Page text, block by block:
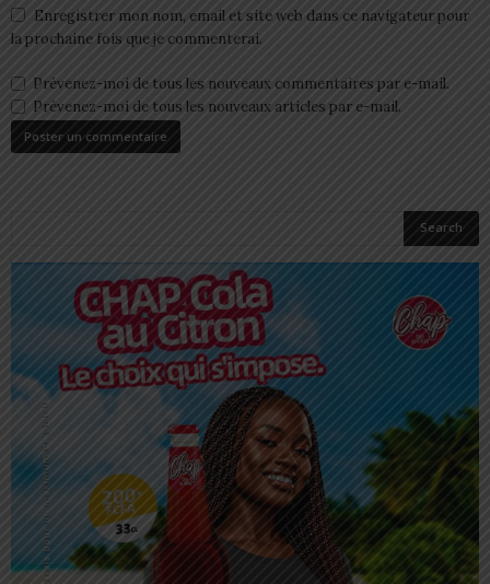
Enregistrer mon nom, email et site web dans ce navigateur pour
la prochaine fois que je commenterai.
Prévenez-moi de tous les nouveaux commentaires par e-mail.
Prévenez-moi de tous les nouveaux articles par e-mail.